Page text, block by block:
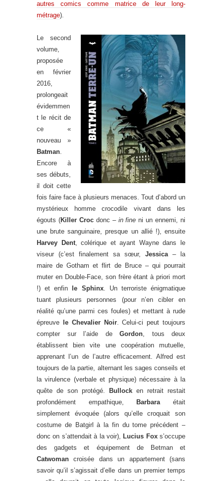
autres comics comme matrice de leur long-
métrage).
Le second
volume,
proposée
en février
2016,
prolongeait
évidemmen
t le récit de
ce «
nouveau »
Batman.
Encore à
ses débuts,
il doit cette
fois faire face à plusieurs menaces. Tout d’abord un
mystérieux homme crocodile vivant dans les
égouts (Killer Crocdonc – in fine ni un ennemi, ni
une brute sanguinaire, presque un allié !), ensuite
Harvey Dent, colérique et ayant Wayne dans le
viseur (c’est finalement sa sœur, Jessica– la
maire de Gotham et flirt de Bruce – qui pourrait
muter en Double-Face, son frère étant à priori mort
!) et enfin
le Sphinx. Un terroriste énigmatique
tuant plusieurs personnes (pour n’en cibler en
réalité qu’une parmi ces foules) et mettant à rude
épreuve
le Chevalier Noir. Celui-ci peut toujours
compter sur l’aide de Gordon, tous deux
établissent bien vite une coopération mutuelle,
apprenant l’un de l’autre efficacement. Alfred est
toujours de la partie, alternant les sages conseils et
la virulence (verbale et physique) nécessaire à la
quête de son protégé.
Bullock en retrait restait
profondément empathique,
Barbaraétait
simplement évoquée (alors qu’elle croquait son
costume de Batgirl à la fin du tome précédent –
donc on s’attendait à la voir), Lucius Foxs’occupe
des gadgets et équipement de Betman et
Catwoman croisée dans un appartement (sans
savoir qu’il s’agissait d’elle dans un premier temps